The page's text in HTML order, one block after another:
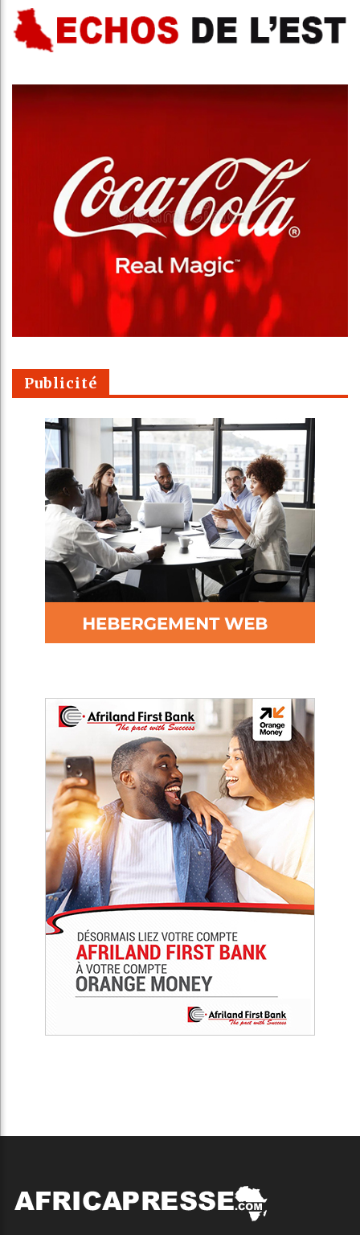
Publicité